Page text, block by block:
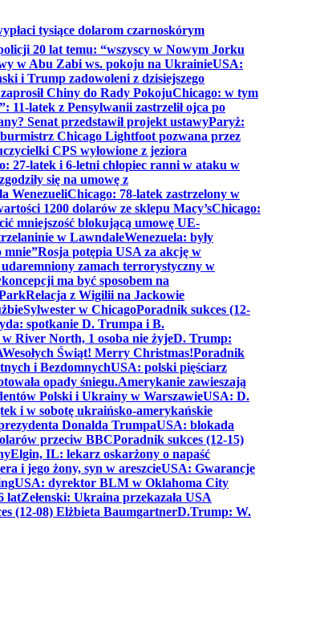
tysiące dolarom czarnoskórym
20 lat temu: “wszyscy w Nowym Jorku
w Abu Zabi ws. pokoju na UkrainieUSA:
i Trump zadowoleni z dzisiejszego
Chiny do Rady PokojuChicago: w tym
11-latek z Pensylwanii zastrzelił ojca po
Senat przedstawił projekt ustawyParyż:
burmistrz Chicago Lightfoot pozwana przez
CPS wyłowione z jeziora
27-latek i 6-letni chłopiec ranni w ataku w
się na umowę z
WenezueliChicago: 78-latek zastrzelony w
1200 dolarów ze sklepu Macy’sChicago:
mniejszość blokującą umowę UE-
w LawndaleWenezuela: były
mnie”Rosja potępia USA za akcję w
zamach terrorystyczny w
ma być sposobem na
Relacja z Wigilii na Jackowie
Sylwester w ChicagoPoradnik sukces (12-
spotkanie D. Trumpa i B.
River North, 1 osoba nie żyjeD. Trump:
Wesołych Świąt! Merry Christmas!Poradnik
i BezdomnychUSA: polski pięściarz
opady śniegu.Amerykanie zawieszają
Polski i Ukrainy w WarszawieUSA: D.
i w sobotę ukraińsko-amerykańskie
Donalda TrumpaUSA: blokada
przeciw BBCPoradnik sukces (12-15)
Elgin, IL: lekarz oskarżony o napaść
i jego żony, syn w areszcieUSA: Gwarancje
USA: dyrektor BLM w Oklahoma City
latZełenski: Ukraina przekazała USA
(12-08) Elżbieta BaumgartnerD.Trump: W.